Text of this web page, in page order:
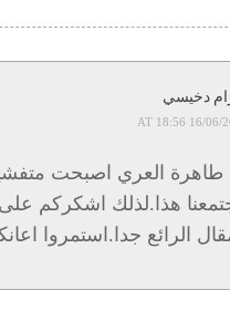
دخيسي
16/06/2006
طاهرة العري اصبحت
هذا.لذلك اشكركم على
الرائع جدا.استمروا